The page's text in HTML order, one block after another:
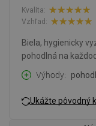
Kvalita:
Vzhľad:
Biela, hygienicky
pohodlná na
Výhody
Ukážte pôvodný